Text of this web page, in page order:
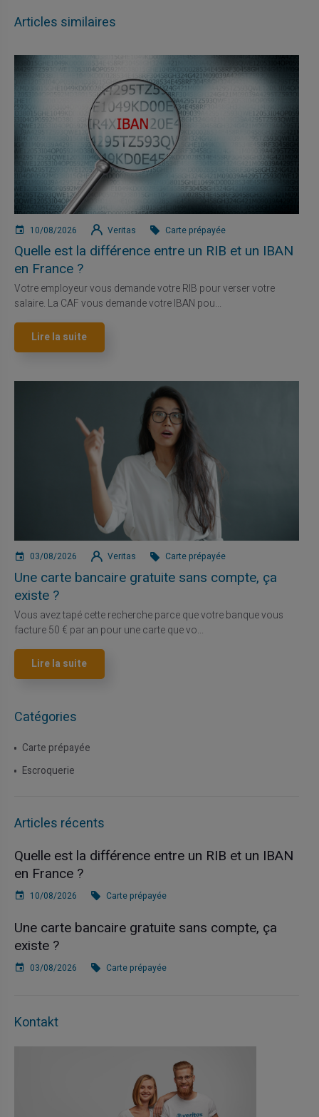
Articles similaires
10/08/2026 Veritas Carte prépayée
Quelle est la différence entre un RIB et un IBAN
en France ?
Votre employeur vous demande votre RIB pour verser votre
salaire. La CAF vous demande votre IBAN pou...
Lire la suite
03/08/2026 Veritas Carte prépayée
Une carte bancaire gratuite sans compte, ça
existe ?
Vous avez tapé cette recherche parce que votre banque vous
facture 50 € par an pour une carte que vo...
Lire la suite
Catégories
Carte prépayée
Escroquerie
Articles récents
Quelle est la différence entre un RIB et un IBAN
en France ?
10/08/2026 Carte prépayée
Une carte bancaire gratuite sans compte, ça
existe ?
03/08/2026 Carte prépayée
Kontakt